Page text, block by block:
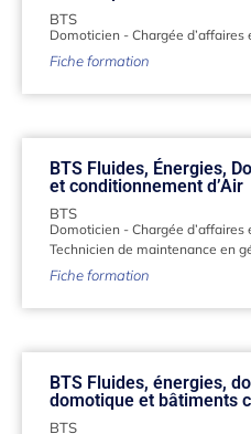
BTS
Domoticien - Chargée
Fiche formation
BTS Fluides, Énergies,
et conditionnement d’Air
BTS
Domoticien - Chargée
Technicien de maintenance en
Fiche formation
BTS Fluides, énergies,
domotique et bâtiments
BTS